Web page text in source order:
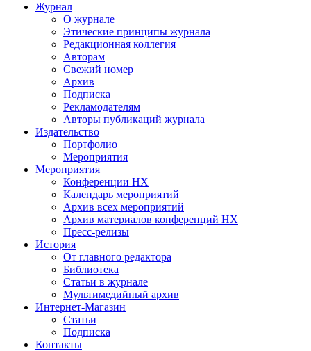
Журнал
О журнале
Этические принципы журнала
Редакционная коллегия
Авторам
Свежий номер
Архив
Подписка
Рекламодателям
Авторы публикаций журнала
Издательство
Портфолио
Мероприятия
Мероприятия
Конференции НХ
Календарь мероприятий
Архив всех мероприятий
Архив материалов конференций НХ
Пресс-релизы
История
От главного редактора
Библиотека
Статьи в журнале
Мультимедийный архив
Интернет-Магазин
Статьи
Подписка
Контакты